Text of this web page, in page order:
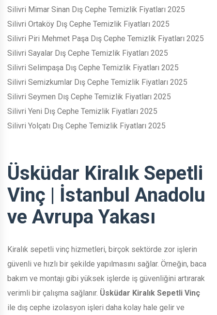
Silivri Mimar Sinan Dış Cephe Temizlik Fiyatları 2025
Silivri Ortaköy Dış Cephe Temizlik Fiyatları 2025
Silivri Piri Mehmet Paşa Dış Cephe Temizlik Fiyatları 2025
Silivri Sayalar Dış Cephe Temizlik Fiyatları 2025
Silivri Selimpaşa Dış Cephe Temizlik Fiyatları 2025
Silivri Semizkumlar Dış Cephe Temizlik Fiyatları 2025
Silivri Seymen Dış Cephe Temizlik Fiyatları 2025
Silivri Yeni Dış Cephe Temizlik Fiyatları 2025
Silivri Yolçatı Dış Cephe Temizlik Fiyatları 2025
Üsküdar Kiralık Sepetli
Vinç | İstanbul Anadolu
ve Avrupa Yakası
Kiralık sepetli vinç hizmetleri, birçok sektörde zor işlerin
güvenli ve hızlı bir şekilde yapılmasını sağlar. Örneğin, baca
bakım ve montajı gibi yüksek işlerde iş güvenliğini artırarak
verimli bir çalışma sağlanır. Üsküdar Kiralık Sepetli Vinç
ile dış cephe izolasyon işleri daha kolay hale gelir ve